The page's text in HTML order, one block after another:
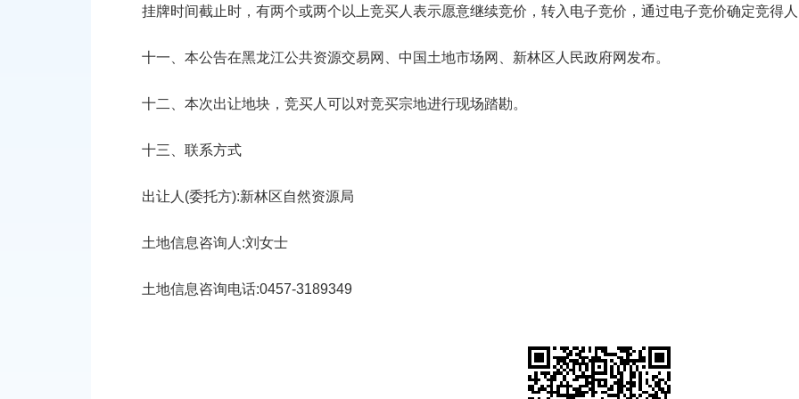
挂牌时间截止时，有两个或两个以上竞买人表示愿意继续竞价，转入电子竞价，通过电子竞价确定竞得
十一、 本公告在黑龙江公共资源交易网、中国土地市场网、新林区人民政府网发布。
十二、 本次出让地块，竞买人可以对竞买宗地进行现场踏勘。
十三 、联系方式
出让 人 (委托方):新林区自然资源局
土地信息咨询人 :刘女士
土地信息咨询电话:0457-3189349